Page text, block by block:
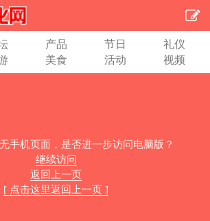
产品 节日
礼仪
美食 活动 视频
手机页面，是否进一步访问电脑版？
继续访问
返回上一页
[ 点击这里返回上一页 ]